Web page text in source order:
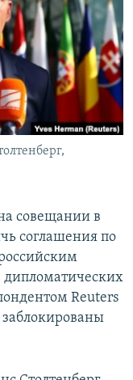
совещании в
соглашения по
Reuters
заблокированы